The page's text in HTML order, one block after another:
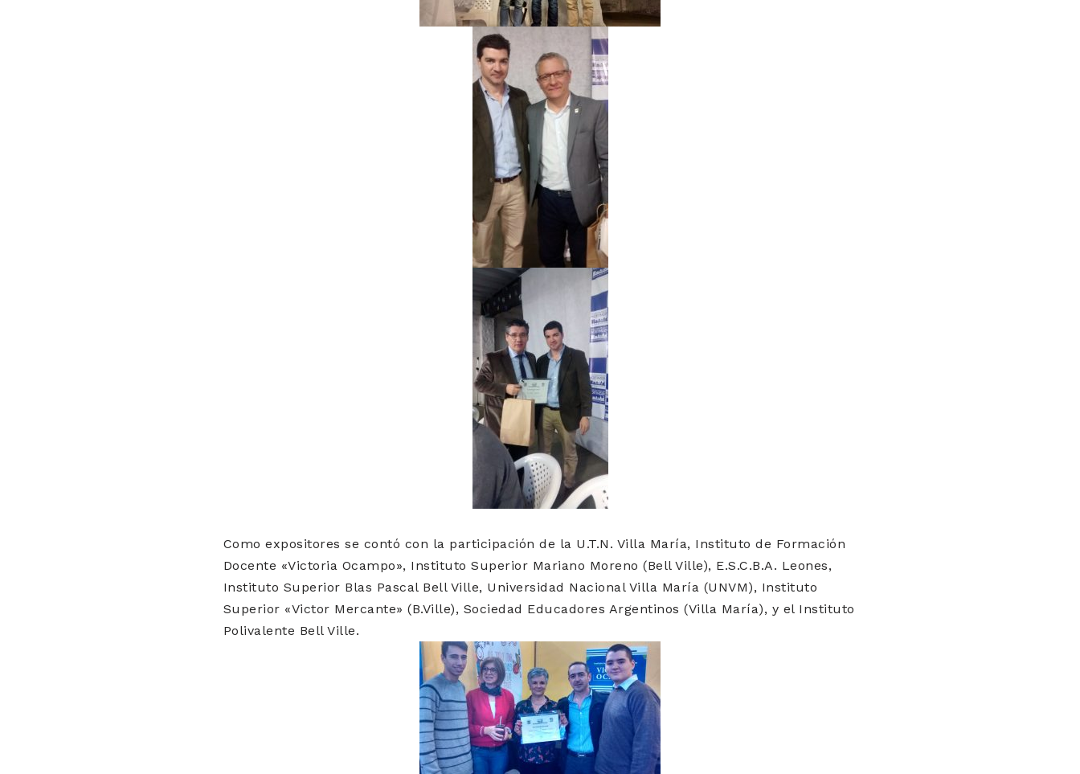
Como expositores se contó con la participación de la U.T.N. Villa María, Instituto de Formación
Docente «Victoria Ocampo», Instituto Superior Mariano Moreno (Bell Ville), E.S.C.B.A. Leones,
Instituto Superior Blas Pascal Bell Ville, Universidad Nacional Villa María (UNVM), Instituto
Superior «Victor Mercante» (B.Ville), Sociedad Educadores Argentinos (Villa María), y el Instituto
Polivalente Bell Ville.